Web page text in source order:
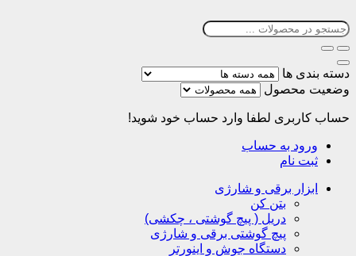
دسته بندی ها
وضعیت محصول
حساب کاربری لطفا وارد حساب خود شوید!
ورود به حساب
ثبت نام
ابزار برقی و شارژی
بتن کن
دریل ( پیچ گوشتی ، چکشی)
پیچ گوشتی برقی و شارژی
دستگاه جوش و اینورتر